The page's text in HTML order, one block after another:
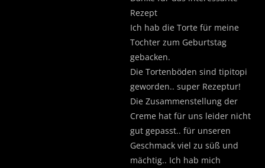
Rezept
Ich hab die Torte für meine
Tochter zum Geburtstag
gebacken.
Die Tortenböden sind tipitopi
geworden.. super Rezeptur!
Die Zusammenstellung der
Creme hat für uns leider nicht
gut gepasst.. für unseren
Geschmack viel zu süß und
mächtig.. Ich hab mich